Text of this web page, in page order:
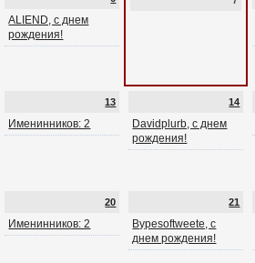
ALIEND, с днем
рождения!
13
Именинников: 2
14
Davidplurb, с днем
рождения!
20
Именинников: 2
21
Bypesoftweete, с
днем рождения!